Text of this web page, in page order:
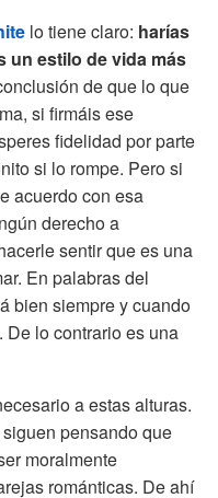
lo tiene claro: harías
un estilo de vida más
de que lo que
si firmáis ese
fidelidad por parte
si lo rompe. Pero si
acuerdo con esa
derecho a
sentir que es una
En palabras del
bien siempre y cuando
De lo contrario es una
a estas alturas.
pensando que
moralmente
románticas. De ahí